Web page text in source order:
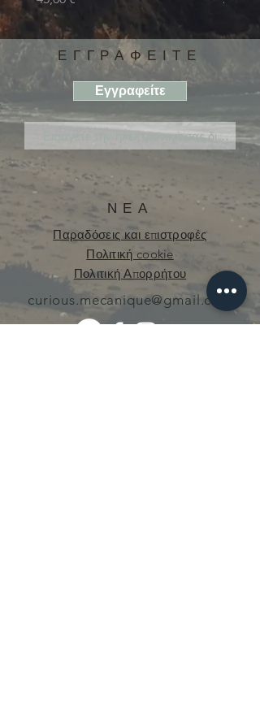
ΕΓΓΡΑΦΕΙΤΕ
Εγγραφείτε
ΝΕΑ
Παραδόσεις και επιστροφές
Πολιτική cookie
Πολιτική Απορρήτου
curious.mecanique@gmail.com